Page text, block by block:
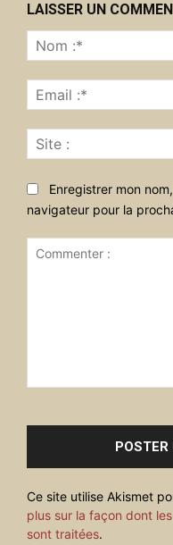
LAISSER UN
Enregistrer mon
navigateur pour la
Ce site utilise Akismet
plus sur la façon dont
sont traitées.